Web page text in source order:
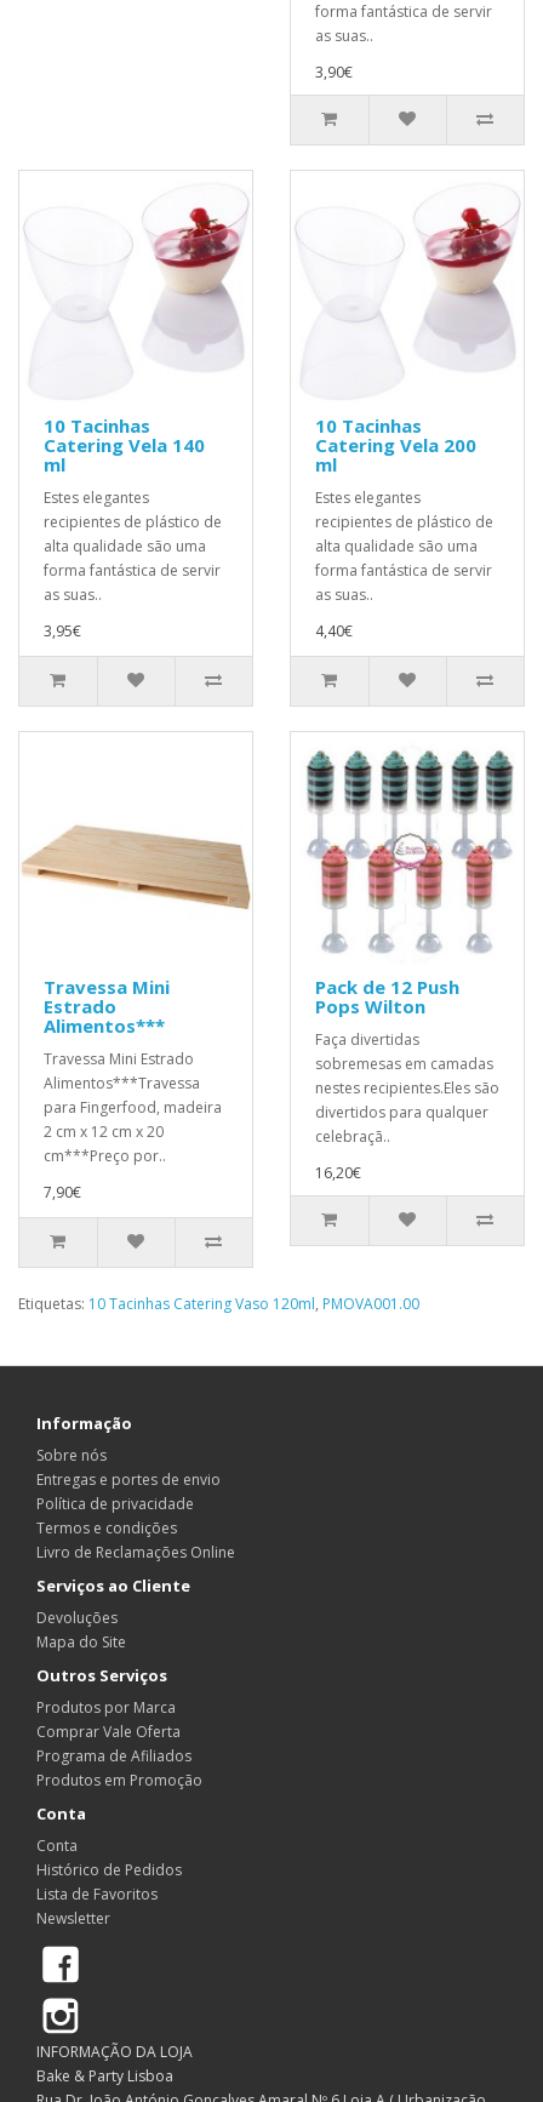
forma fantástica de servir
as suas..
3,90€
10 Tacinhas
Catering Vela 140
ml
Estes elegantes
recipientes de plástico de
alta qualidade são uma
forma fantástica de servir
as suas..
3,95€
10 Tacinhas
Catering Vela 200
ml
Estes elegantes
recipientes de plástico de
alta qualidade são uma
forma fantástica de servir
as suas..
4,40€
Travessa Mini
Estrado
Alimentos***
Travessa Mini Estrado
Alimentos***Travessa
para Fingerfood, madeira
2 cm x 12 cm x 20
cm***Preço por..
7,90€
Pack de 12 Push
Pops Wilton
Faça divertidas
sobremesas em camadas
nestes recipientes.Eles são
divertidos para qualquer
celebraçã..
16,20€
Etiquetas: 10 Tacinhas Catering Vaso 120ml, PMOVA001.00
Informação
Sobre nós
Entregas e portes de envio
Política de privacidade
Termos e condições
Livro de Reclamações Online
Serviços ao Cliente
Devoluções
Mapa do Site
Outros Serviços
Produtos por Marca
Comprar Vale Oferta
Programa de Afiliados
Produtos em Promoção
Conta
Conta
Histórico de Pedidos
Lista de Favoritos
Newsletter
INFORMAÇÃO DA LOJA
Bake & Party Lisboa